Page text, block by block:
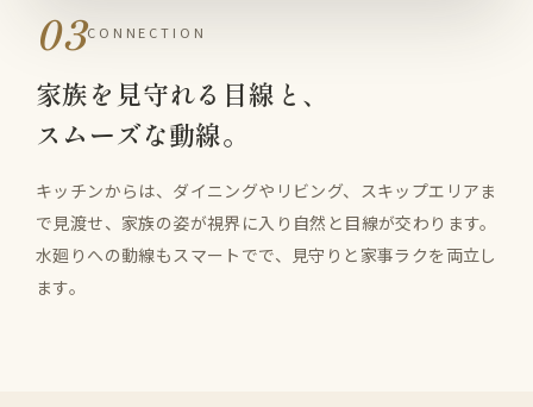
03CONNECTION
家族を見守れる目線と、
スムーズな動線。
キッチンからは、ダイニングやリビング、スキップエリアま
で見渡せ、家族の姿が視界に入り自然と目線が交わります。
水廻りへの動線もスマートでで、見守りと家事ラクを両立し
ます。